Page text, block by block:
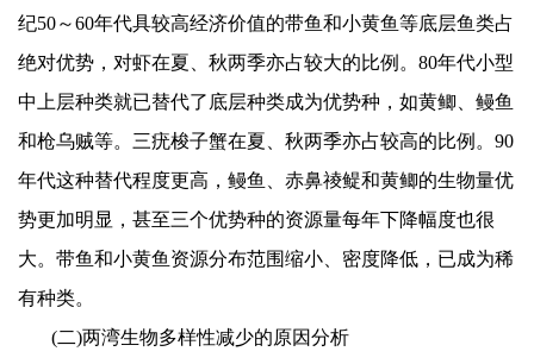
纪50～60年代具较高经济价值的带鱼和小黄鱼等底层鱼类占
绝对优势，对虾在夏、秋两季亦占较大的比例。 80年代小型
中上层种类就已替代了底层种类成为优势种，如黄鲫、鳗鱼
和枪乌贼等。三疣梭子蟹在夏、秋两季亦占较高的比例。 90
年代这种替代程度更高，鳗鱼、赤鼻祾鳀和黄鲫的生物量优
势更加明显，甚至三个优势种的资源量每年下降幅度也很
大。带鱼和小黄鱼资源分布范围缩小、密度降低，已成为稀
有种类。
(二)两湾生物多样性减少的原因分析